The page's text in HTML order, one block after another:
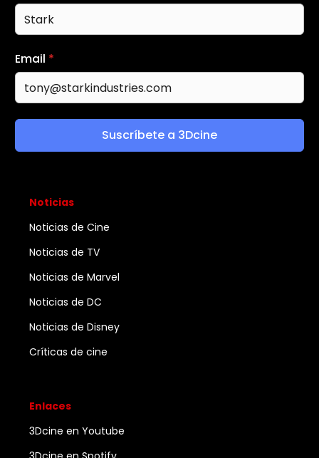
Email *
Suscríbete a 3Dcine
Noticias
Noticias de Cine
Noticias de TV
Noticias de Marvel
Noticias de DC
Noticias de Disney
Críticas de cine
Enlaces
3Dcine en Youtube